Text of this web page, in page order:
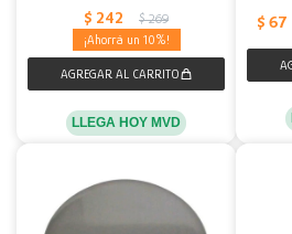
$ 242 $ 269
10
LLEGA HOY MVD
$ 67